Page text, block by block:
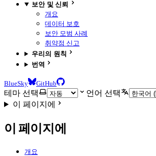
보안 및 신뢰
개요
데이터 보호
보안 모범 사례
취약점 신고
우리의 원칙
번역
BlueSky GitHub
테마 선택
언어 선택
이 페이지에
이 페이지에
개요